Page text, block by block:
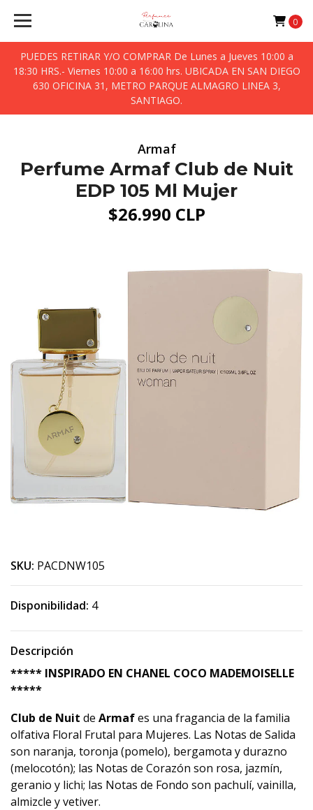
PUEDES RETIRAR Y/O COMPRAR De Lunes a Jueves 10:00 a
18:30 HRS.- Viernes 10:00 a 16:00 hrs. UBICADA EN SAN DIEGO
630 OFICINA 31, METRO PARQUE ALMAGRO LINEA 3,
SANTIAGO.
0
Armaf
Perfume Armaf Club de Nuit
EDP 105 Ml Mujer
$26.990 CLP
SKU: PACDNW105
Disponibilidad: 4
Descripción
***** INSPIRADO EN CHANEL COCO MADEMOISELLE
*****
Club de Nuit de Armafes una fragancia de la familia
olfativa Floral Frutal para Mujeres. Las Notas de Salida
son naranja, toronja (pomelo), bergamota y durazno
(melocotón); las Notas de Corazón son rosa, jazmín,
geranio y lichi; las Notas de Fondo son pachulí, vainilla,
almizcle y vetiver.